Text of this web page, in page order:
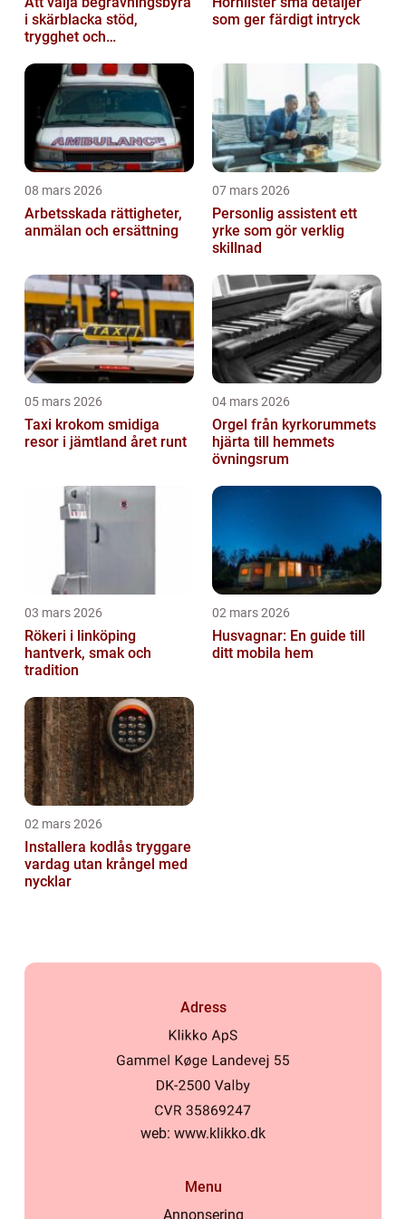
i skärblacka stöd,
trygghet och
som ger färdigt intryck
08 mars 2026
Arbetsskada rättigheter,
anmälan och ersättning
07 mars 2026
Personlig assistent ett
yrke som gör verklig
skillnad
05 mars 2026
Taxi krokom smidiga
resor i jämtland året runt
04 mars 2026
Orgel från kyrkorummets
hjärta till hemmets
övningsrum
03 mars 2026
Rökeri i linköping
hantverk, smak och
tradition
02 mars 2026
Husvagnar: En guide till
ditt mobila hem
02 mars 2026
Installera kodlås tryggare
vardag utan krångel med
nycklar
Adress
web: www.klikko.dk
Menu
Annonsering